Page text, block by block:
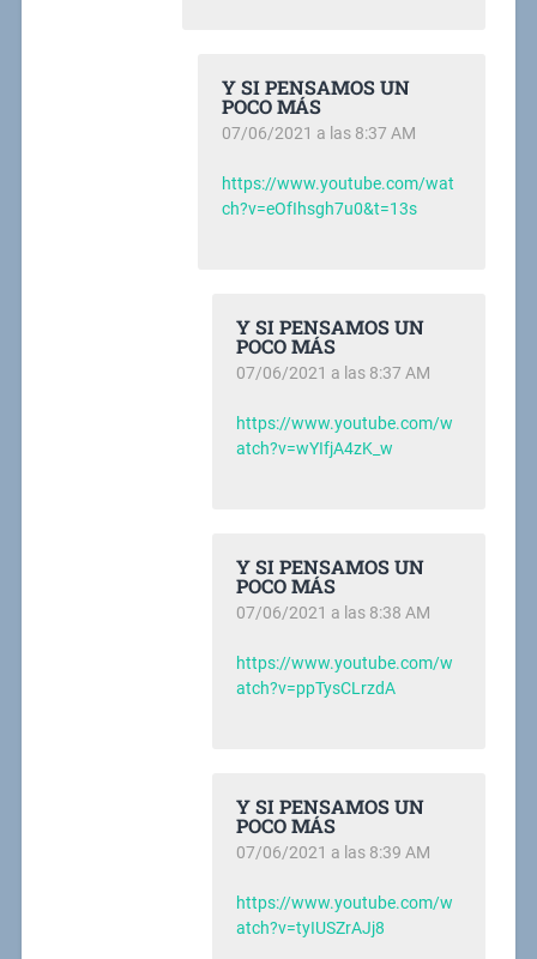
Y SI PENSAMOS UN
POCO MÁS
07/06/2021 a las 8:37 AM
https://www.youtube.com/wat
ch?v=eOfIhsgh7u0&t=13s
Y SI PENSAMOS UN
POCO MÁS
07/06/2021 a las 8:37 AM
https://www.youtube.com/w
atch?v=wYIfjA4zK_w
Y SI PENSAMOS UN
POCO MÁS
07/06/2021 a las 8:38 AM
https://www.youtube.com/w
atch?v=ppTysCLrzdA
Y SI PENSAMOS UN
POCO MÁS
07/06/2021 a las 8:39 AM
https://www.youtube.com/w
atch?v=tyIUSZrAJj8